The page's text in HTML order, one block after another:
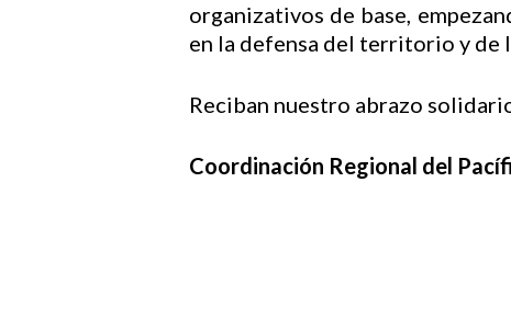
organizativos de base,
en la defensa del territorio y de
Reciban nuestro abrazo
Coordinación Regional del